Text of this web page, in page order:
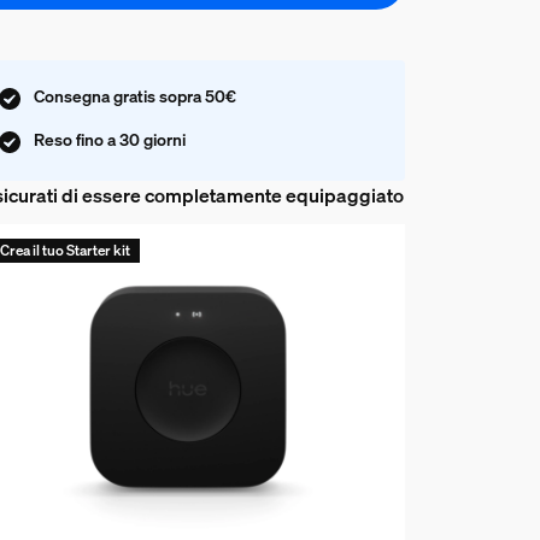
Consegna gratis sopra 50€
Reso fino a 30 giorni
di essere completamente equipaggiato
Crea il tuo Starter kit